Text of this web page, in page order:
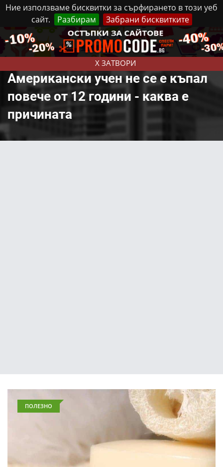
Ние използваме бисквитки за сърфирането в този уеб
сайт.
Разбирам Забрани бисквитките
X ЗАТВОРИ
Събота, 8 Август, 2026 Реклама Контакти
Американски учен не се е къпал
повече от 12 години - каква е
причината
ПОЛЕЗНО